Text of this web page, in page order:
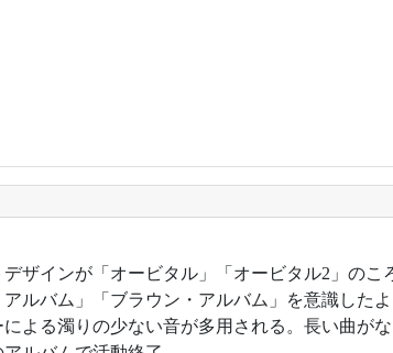
デザインが「オービタル」「オービタル2」の
ルバム」「ブラウン・アルバム」を意識した
よる濁りの少ない音が多用される。長い曲が